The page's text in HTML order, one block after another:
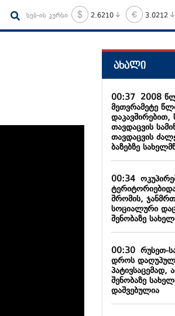
სებ-ის კურსი 2.6210 3.0212
ახალი
00:372008
მეთვრამეტე
თავდაცვის
თავდაცვის
ბაზებზე
00:34
შრომის,
სოციალური
შენობაზე
00:30რუსეთ-
დროს
პატივსაცემად,
შენობაზე
დაშვებულია